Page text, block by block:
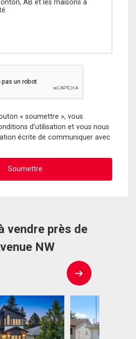
« soumettre », vous
d'utilisation et vous nous
écrite de communiquer avec
vendre près de
NW